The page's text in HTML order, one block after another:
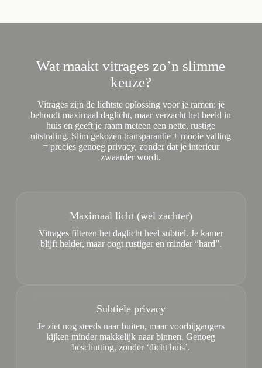
Wat maakt vitrages zo’n slimme
keuze?
Vitrages zijn de lichtste oplossing voor je ramen: je
behoudt maximaal daglicht, maar verzacht het beeld in
huis en geeft je raam meteen een nette, rustige
uitstraling. Slim gekozen transparantie + mooie valling
= precies genoeg privacy, zonder dat je interieur
zwaarder wordt.
Maximaal licht (wel zachter)
Vitrages filteren het daglicht heel subtiel. Je kamer
blijft helder, maar oogt rustiger en minder “hard”.
Subtiele privacy
Je ziet nog steeds naar buiten, maar voorbijgangers
kijken minder makkelijk naar binnen. Genoeg
beschutting, zonder ‘dicht huis’.